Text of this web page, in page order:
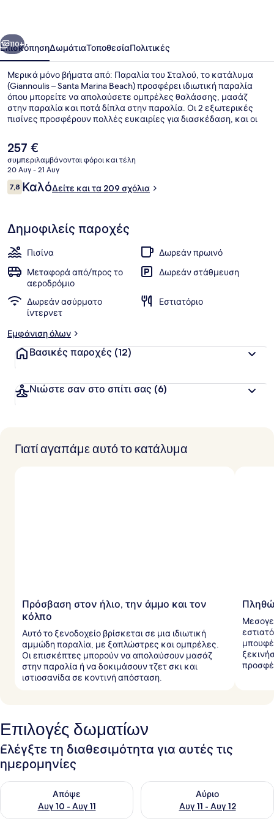
Επόμενο
110+
ΕπισκόπησηΔωμάτιαΤοποθεσίαΠολιτικές
Μερικά μόνο βήματα από: Παραλία του Σταλού, το κατάλυμα
(Giannoulis – Santa Marina Beach) προσφέρει ιδιωτική παραλία
όπου μπορείτε να απολαύσετε ομπρέλες θαλάσσης, μασάζ
στην παραλία και ποτά δίπλα στην παραλία. Οι 2 εξωτερικές
πισίνες προσφέρουν πολλές ευκαιρίες για διασκέδαση, και οι
όπως γυμναστήριο. Το εστιατόριο (Azzuro A' la Carte), ένα από τα
4 εστιατόρια, σερβίρει μεσογειακή κουζίνα και είναι ανοικτό
για βραδινό. Άλλες παροχές που προσφέρονται σε αυτό το
ξενοδοχείο (πολυτελείας) είναι 3 μπαρ/lounge, βεράντα στο
ρετιρέ και δωρεάν κλαμπ για παιδιά.
Η
τρέχουσα
τιμή
είναι
257 €
257 €
συμπεριλαμβάνονται φόροι και τέλη
20 Αυγ - 21 Αυγ
Σχόλια
7,87,8 στα 10
ΚαλόΔείτε και τα 209 σχόλια
Δημοφιλείς παροχές
Πισίνα
Δωρεάν πρωινό
Μεταφορά από/προς το
αεροδρόμιο
Δωρεάν στάθμευση
Δωρεάν ασύρματο
ίντερνετ
Εστιατόριο
Εμφάνιση όλων
Βασικές παροχές (12)
Νιώστε σαν στο σπίτι σας (6)
Γιατί αγαπάμε αυτό το κατάλυμα
Πρόσβαση στον ήλιο, την άμμο και τον
κόλπο
Αυτό το ξενοδοχείο βρίσκεται σε μια ιδιωτική
αμμώδη παραλία, με ξαπλώστρες και ομπρέλες.
Οι επισκέπτες μπορούν να απολαύσουν μασάζ
στην παραλία ή να δοκιμάσουν τζετ σκι και
ιστιοσανίδα σε κοντινή απόσταση.
Επιλογές δωματίων
Ελέγξτε τη διαθεσιμότητα για αυτές τις
ημερομηνίες
Απόψε
Αυγ 10 - Αυγ 11
Έλεγχος διαθεσιμότητας για απόψε Αυγ 10 - Αυγ 11
Αύριο
Αυγ 11 - Αυγ 12
Έλεγχος διαθεσιμότητας